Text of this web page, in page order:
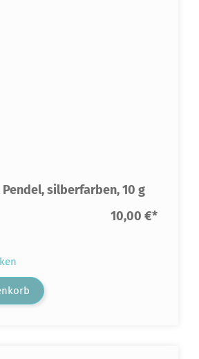
silberfarben, 10 g
10,00 €*